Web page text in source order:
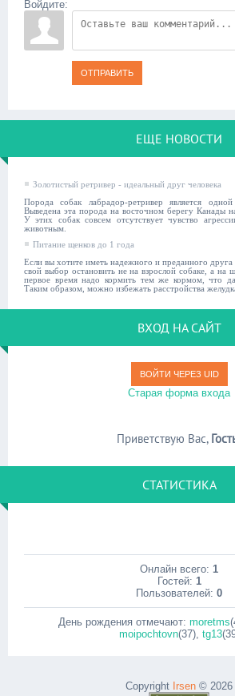
Войдите:
ОТПРАВИТЬ
ЕЩЕ НОВОСТИ
Золотистый ретривер - идеальный друг человека
Порода собак лабрадор-ретривер является
Выведена эта порода на восточном берегу Канады
У этих собак совсем отсутствует чувство
животным.
Питание щенков до 1 года
Если вы хотите иметь надежного и преданного
свой выбор остановить не на взрослой собаке, а на
первое время надо кормить тем же кормом, что
Таким образом, можно избежать расстройства
ВХОД НА САЙТ
ВОЙТИ ЧЕРЕЗ UID
Старая форма входа
Приветствую Вас,
СТАТИСТИКА
Онлайн всего: 1
Гостей: 1
Пользователей: 0
День рождения отмечают: moretms
moipochtovn(37), tg13
Copyright Irsen © 2026